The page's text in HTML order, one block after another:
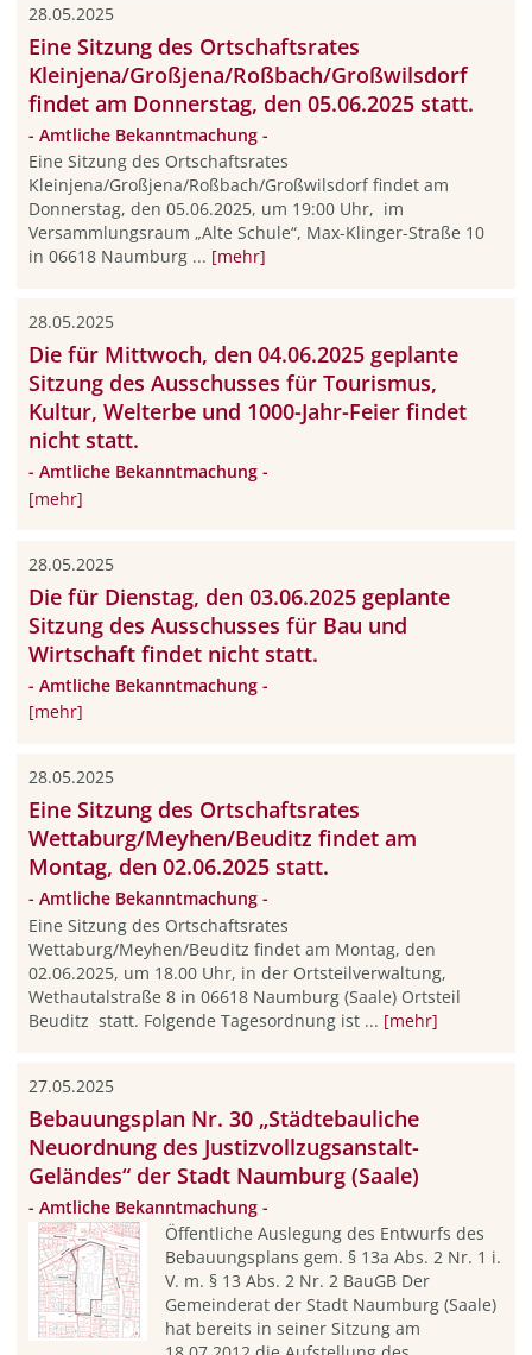
28.05.2025
Eine Sitzung des Ortschaftsrates
Kleinjena/Großjena/Roßbach/Großwilsdorf
findet am Donnerstag, den 05.06.2025 statt.
- Amtliche Bekanntmachung -
Eine Sitzung des Ortschaftsrates
Kleinjena/Großjena/Roßbach/Großwilsdorf findet am
Donnerstag, den 05.06.2025, um 19:00 Uhr, im
Versammlungsraum „Alte Schule“, Max-Klinger-Straße 10
in 06618 Naumburg ... [mehr]
28.05.2025
Die für Mittwoch, den 04.06.2025 geplante
Sitzung des Ausschusses für Tourismus,
Kultur, Welterbe und 1000-Jahr-Feier findet
nicht statt.
- Amtliche Bekanntmachung -
[mehr]
28.05.2025
Die für Dienstag, den 03.06.2025 geplante
Sitzung des Ausschusses für Bau und
Wirtschaft findet nicht statt.
- Amtliche Bekanntmachung -
[mehr]
28.05.2025
Eine Sitzung des Ortschaftsrates
Wettaburg/Meyhen/Beuditz findet am
Montag, den 02.06.2025 statt.
- Amtliche Bekanntmachung -
Eine Sitzung des Ortschaftsrates
Wettaburg/Meyhen/Beuditz findet am Montag, den
02.06.2025, um 18.00 Uhr, in der Ortsteilverwaltung,
Wethautalstraße 8 in 06618 Naumburg (Saale) Ortsteil
Beuditz statt. Folgende Tagesordnung ist ... [mehr]
27.05.2025
Bebauungsplan Nr. 30 „Städtebauliche
Neuordnung des Justizvollzugsanstalt-
Geländes“ der Stadt Naumburg (Saale)
- Amtliche Bekanntmachung -
Öffentliche Auslegung des Entwurfs des
Bebauungsplans gem. § 13a Abs. 2 Nr. 1 i.
V. m. § 13 Abs. 2 Nr. 2 BauGB Der
Gemeinderat der Stadt Naumburg (Saale)
hat bereits in seiner Sitzung am